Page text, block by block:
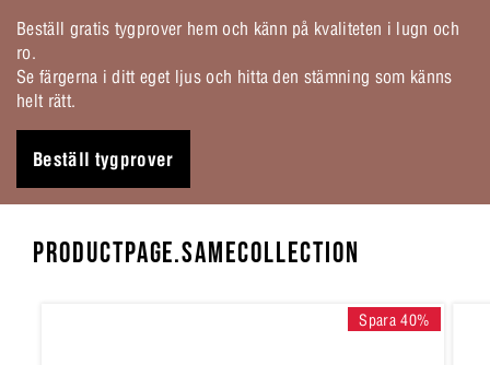
Beställ gratis tygprover hem och känn på kvaliteten i lugn och
ro.
Se färgerna i ditt eget ljus och hitta den stämning som känns
helt rätt.
Beställ tygprover
PRODUCTPAGE.SAMECOLLECTION
Spara 40%